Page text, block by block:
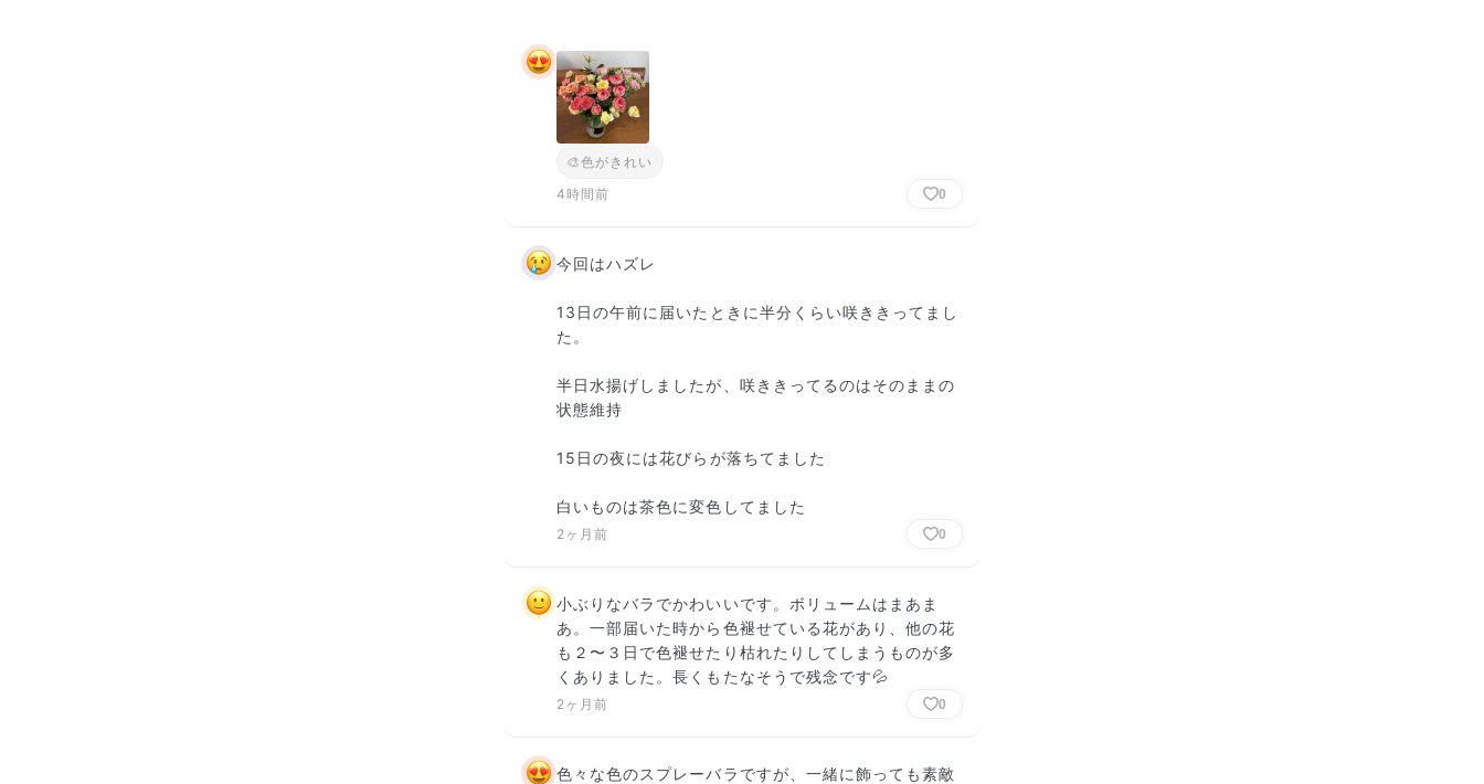
🎨色がきれい
4時間前
0
今回はハズレ
13日の午前に届いたときに半分くらい咲ききってまし
た。
半日水揚げしましたが、咲ききってるのはそのままの
状態維持
15日の夜には花びらが落ちてました
白いものは茶色に変色してました
2ヶ月前 0
小ぶりなバラでかわいいです。ボリュームはまあま
あ。一部届いた時から色褪せている花があり、他の花
も２〜３日で色褪せたり枯れたりしてしまうものが多
くありました。長くもたなそうで残念です💦
2ヶ月前 0
色々な色のスプレーバラですが、一緒に飾っても素敵